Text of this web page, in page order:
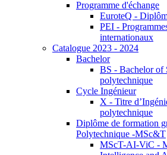
Programme d'échange
EuroteQ -
PEI -
internationaux
Catalogue 2023 - 2024
Bachelor
BS - Bachelor of
polytechnique
Cycle Ingénieur
X - Titre
polytechnique
Diplôme de formation
Polytechnique -MSc&T
MScT-AI-ViC -